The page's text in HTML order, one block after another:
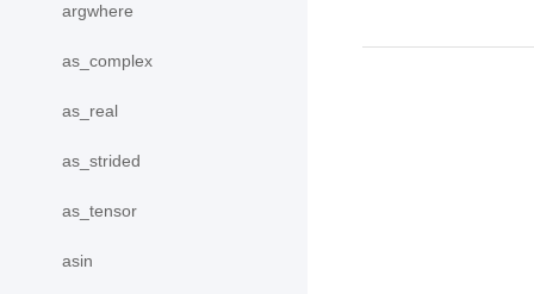
argwhere
as_complex
as_real
as_strided
as_tensor
asin